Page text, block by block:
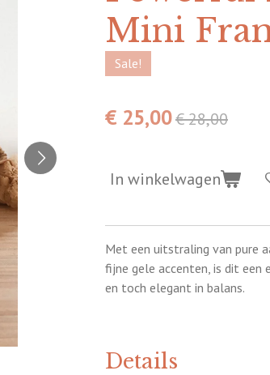
Mini
Sale!
€ 25,00€ 28,00
In winkelwagen
Met een uitstraling van pure
fijne gele accenten, is dit een
en toch elegant in balans.
Details